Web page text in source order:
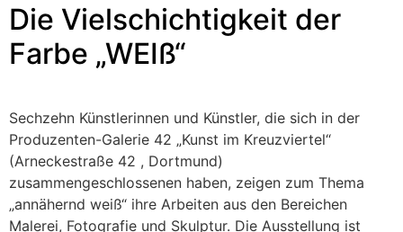
Die Vielschichtigkeit der
Farbe „WEIß“
Sechzehn Künstlerinnen und Künstler, die sich in der
Produzenten-Galerie 42 „Kunst im Kreuzviertel“
(Arneckestraße 42 , Dortmund)
zusammengeschlossenen haben, zeigen zum Thema
„annähernd weiß“ ihre Arbeiten aus den Bereichen
Malerei, Fotografie und Skulptur. Die Ausstellung ist